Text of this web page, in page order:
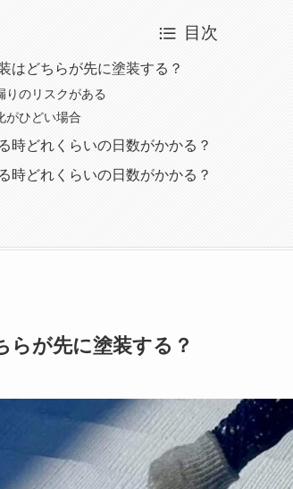
目次
はどちらが先に塗装する？
りのリスクがある
がひどい場合
時どれくらいの日数がかかる？
時どれくらいの日数がかかる？
らが先に塗装する？